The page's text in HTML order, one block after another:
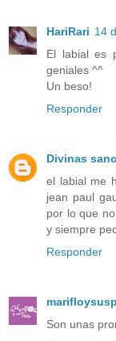
HariRari 14
El labial es
geniales ^^
Un beso!
Responder
Divinas
el labial me
jean paul
por lo que
y siempre
Responder
Son unas